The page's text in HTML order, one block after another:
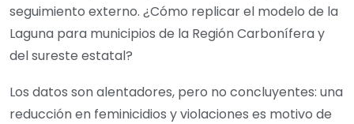
seguimiento externo. ¿Cómo replicar el modelo de la
Laguna para municipios de la Región Carbonífera y
del sureste estatal?
Los datos son alentadores, pero no concluyentes: una
reducción en feminicidios y violaciones es motivo de